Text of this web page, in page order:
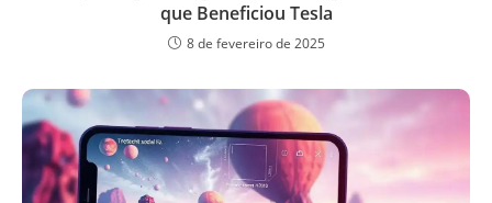
que Beneficiou Tesla
8 de fevereiro de 2025